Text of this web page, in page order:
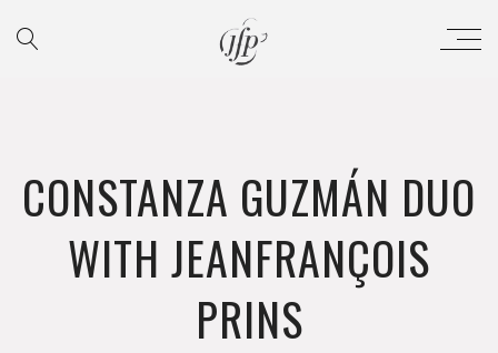
CONSTANZA GUZMÁN DUO
WITH JEANFRANÇOIS
PRINS